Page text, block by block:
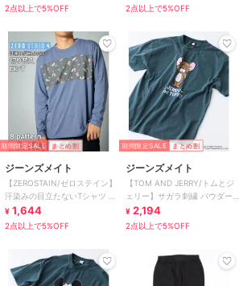
2点以上で5%OFF 2点以上で5%OFF
期間限定SALE まとめ割
ジーンズメイト
【ZEROSTAIN/ゼロステイン】
汗染みの目立たないTシャツ 切
¥ 1,644
2点以上で5%OFF
期間限定SALE まとめ割
ジーンズメイト
【TOM AND JERRY/トムとジ
ェリー】サガラ刺繍 パウダー
ブリーチ Tシャツ
¥ 2,194
2点以上で5%OFF